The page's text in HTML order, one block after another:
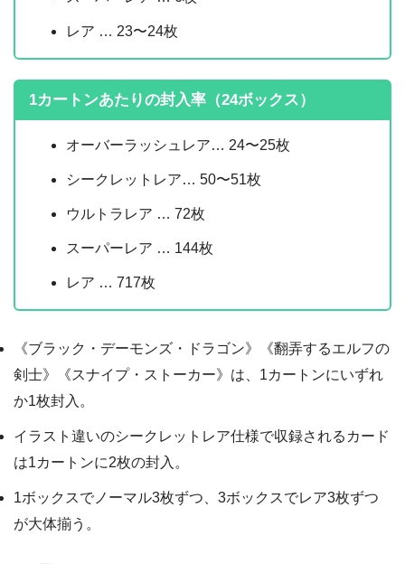
レア … 23〜24枚
1カートンあたりの封入率（24ボックス）
オーバーラッシュレア… 24〜25枚
シークレットレア… 50〜51枚
ウルトラレア … 72枚
スーパーレア … 144枚
レア … 717枚
《ブラック・デーモンズ・ドラゴン》《翻弄するエルフの
剣士》《スナイプ・ストーカー》は、1カートンにいずれ
か1枚封入。
イラスト違いのシークレットレア仕様で収録されるカード
は1カートンに2枚の封入。
1ボックスでノーマル3枚ずつ、3ボックスでレア3枚ずつ
が大体揃う。